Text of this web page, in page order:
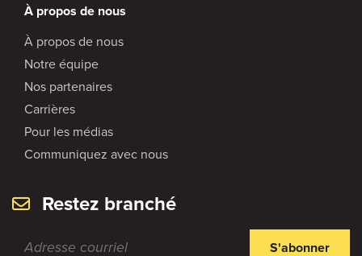
À propos de nous
À propos de nous
Notre équipe
Nos partenaires
Carrières
Pour les médias
Communiquez avec nous
Restez branché
S'abonner